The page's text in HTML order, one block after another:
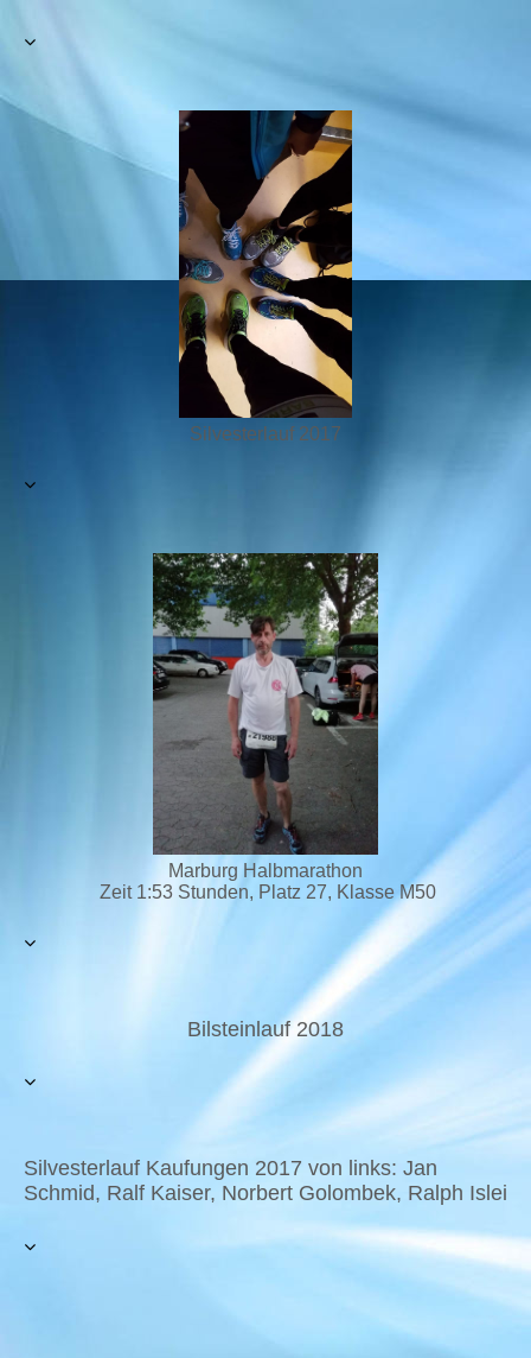
Silvesterlauf 2017
Marburg Halbmarathon
Zeit 1:53 Stunden, Platz 27, Klasse M50
Bilsteinlauf 2018
Silvesterlauf Kaufungen 2017 von links: Jan
Schmid, Ralf Kaiser, Norbert Golombek, Ralph Islei